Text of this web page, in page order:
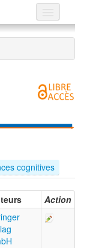
cognitives
Action